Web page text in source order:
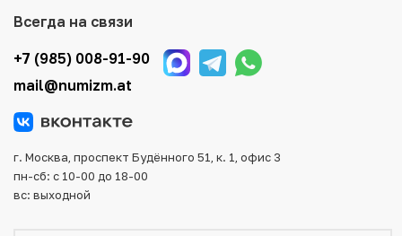
Для вашего удобства представлены несколько способов
оплаты и доставки заказа. Все отправления надежно и
тщательно упаковываются, что исключает возможность
повреждения во время доставки.
Всегда на связи
+7 (985) 008-91-90
mail@numizm.at
г. Москва, проспект Будённого 51, к. 1, офис 3
пн-сб: с 10-00 до 18-00
вс: выходной